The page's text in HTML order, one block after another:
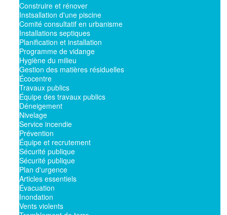
Construire et rénover
Instsallation d'une piscine
Comité consultatif en urbanisme
Installations septiques
Planification et installation
Programme de vidange
Hygiène du milieu
Gestion des matières résiduelles
Écocentre
Travaux publics
Équipe des travaux publics
Déneigement
Nivelage
Service incendie
Prévention
Équipe et recrutement
Sécurité publique
Sécurité publique
Plan d'urgence
Articles essentiels
Évacuation
Inondation
Vents violents